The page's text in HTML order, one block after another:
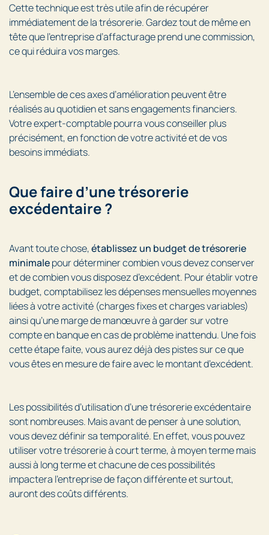
Cette technique est très utile afin de récupérer
immédiatement de la trésorerie. Gardez tout de même en
tête que l’entreprise d’affacturage prend une commission,
ce qui réduira vos marges.
L’ensemble de ces axes d’amélioration peuvent être
réalisés au quotidien et sans engagements financiers.
Votre expert-comptable pourra vous conseiller plus
précisément, en fonction de votre activité et de vos
besoins immédiats.
Que faire d’une trésorerie
excédentaire ?
Avant toute chose,établissez un budget de trésorerie
minimalepour déterminer combien vous devez conserver
et de combien vous disposez d’excédent. Pour établir votre
budget, comptabilisez les dépenses mensuelles moyennes
liées à votre activité (charges fixes et charges variables)
ainsi qu’une marge de manœuvre à garder sur votre
compte en banque en cas de problème inattendu. Une fois
cette étape faite, vous aurez déjà des pistes sur ce que
vous êtes en mesure de faire avec le montant d’excédent.
Les possibilités d’utilisation d’une trésorerie excédentaire
sont nombreuses. Mais avant de penser à une solution,
vous devez définir sa temporalité. En effet, vous pouvez
utiliser votre trésorerie à court terme, à moyen terme mais
aussi à long terme et chacune de ces possibilités
impactera l’entreprise de façon différente et surtout,
auront des coûts différents.